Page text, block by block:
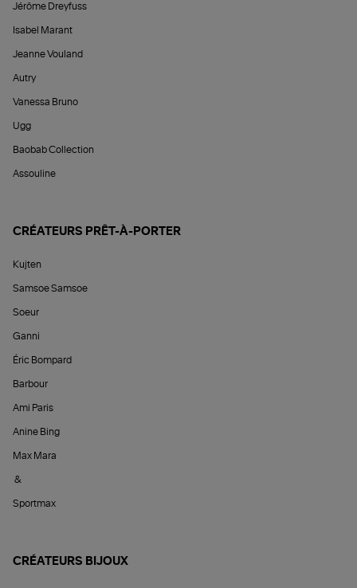
Jérôme Dreyfuss
Isabel Marant
Jeanne Vouland
Autry
Vanessa Bruno
Ugg
Baobab Collection
Assouline
CRÉATEURS PRÊT-À-PORTER
Kujten
Samsoe Samsoe
Soeur
Ganni
Éric Bompard
Barbour
Ami Paris
Anine Bing
Max Mara
&
Sportmax
CRÉATEURS BIJOUX